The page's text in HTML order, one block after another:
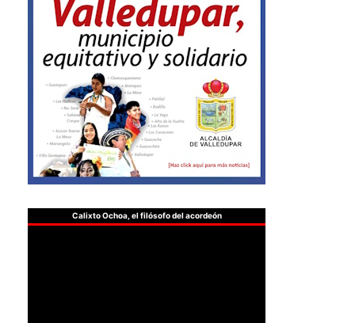
Calixto Ochoa, el filósofo del acordeón